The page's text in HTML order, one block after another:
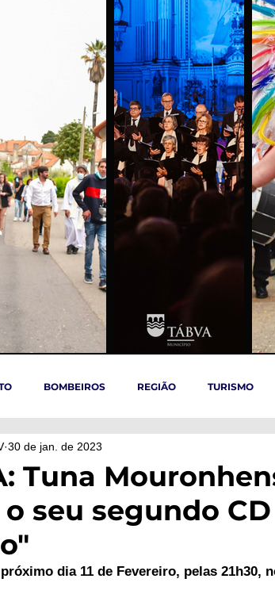
BOMBEIROS REGIÃO TURISMO
TÁBUA ARGANIL
19 ARTIGOS Politica POLITICA
ELEIÇÕES SABORES E SABERES TEMPO
Tuna
seu segundo
30 de jan. de 2023
dia 11 de Fevereiro, pelas 21h30,